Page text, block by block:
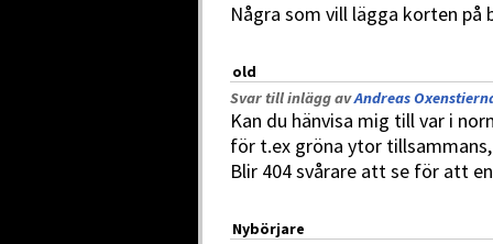
Några som vill lägga korten på
old
Svar till inlägg avAndreas
Kan du hänvisa mig till var i
för t.ex gröna ytor
Blir 404 svårare att se för att
Nybörjare